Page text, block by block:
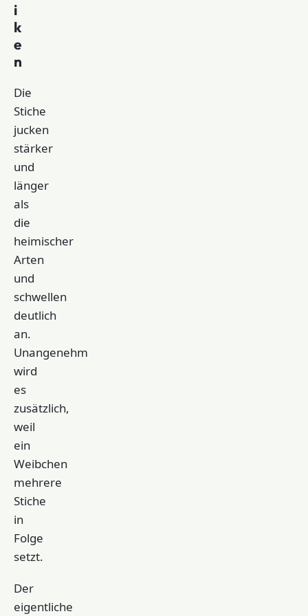
i
k
e
n
Die
Stiche
jucken
stärker
und
länger
als
die
heimischer
Arten
und
schwellen
deutlich
an.
Unangenehm
wird
es
zusätzlich,
weil
ein
Weibchen
mehrere
Stiche
in
Folge
setzt.
Der
eigentliche